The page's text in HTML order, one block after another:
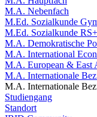
M.A. Nebenfach
M.Ed. Sozialkunde
M.Ed. Sozialkunde RS+
M.A. Demokratische
M.A. International
M.A. European & East
M.A. Internationale
M.A. Internationale
Studiengang
Standort